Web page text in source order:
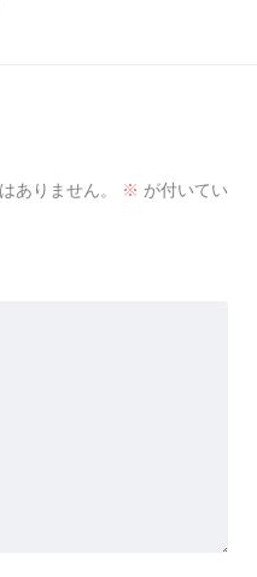
ありません。 ※ が付いてい